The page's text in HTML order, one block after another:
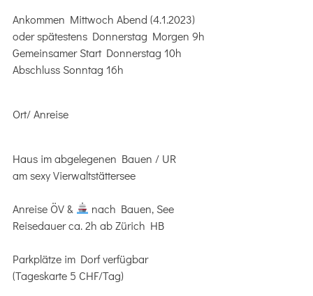
Ankommen Mittwoch Abend (4.1.2023)
oder spätestens Donnerstag Morgen 9h
Gemeinsamer Start Donnerstag 10h
Abschluss Sonntag 16h
Ort/ Anreise
Haus im abgelegenen Bauen / UR
am sexy Vierwaltstättersee
Anreise ÖV &
nach Bauen, See
Reisedauer ca. 2h ab Zürich HB
Parkplätze im Dorf verfügbar
(Tageskarte 5 CHF/Tag)